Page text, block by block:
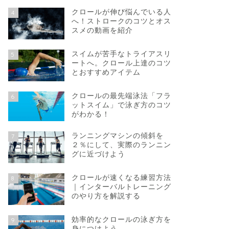
4
クロールが伸び悩んでいる人
へ！ストロークのコツとオス
スメの動画を紹介
5
スイムが苦手なトライアスリ
ートへ。クロール上達のコツ
とおすすめアイテム
6
クロールの最先端泳法「フラ
ットスイム」で泳ぎ方のコツ
がわかる！
7
ランニングマシンの傾斜を
２％にして、実際のランニン
グに近づけよう
8
クロールが速くなる練習方法
｜インターバルトレーニング
のやり方を解説する
9
効率的なクロールの泳ぎ方を